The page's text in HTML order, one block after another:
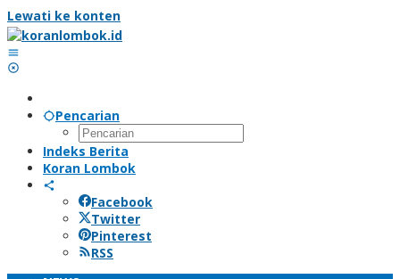
Lewati ke konten
Pencarian
Indeks Berita
Koran Lombok
Facebook
Twitter
Pinterest
RSS